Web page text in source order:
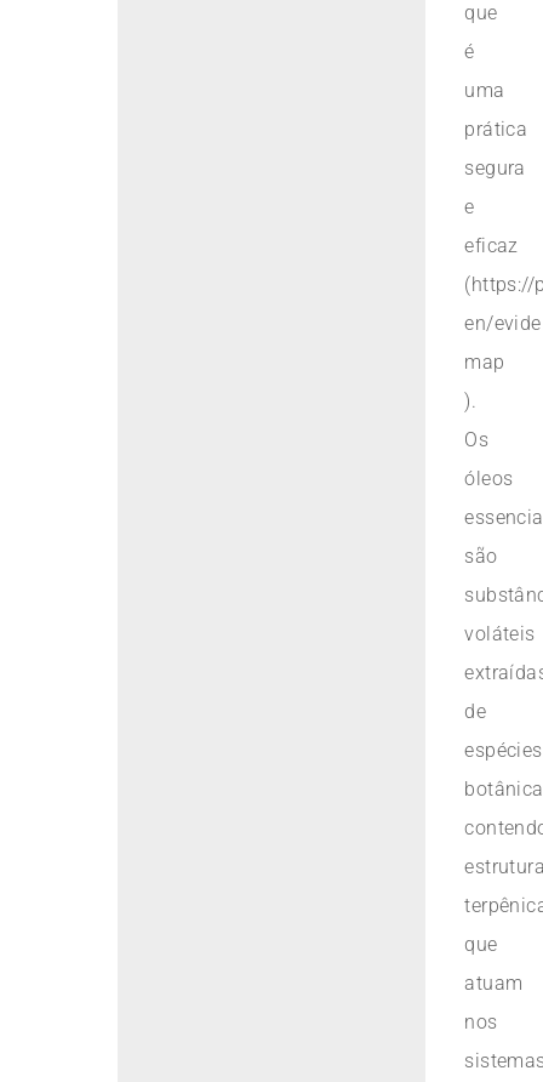
que
é
uma
prática
segura
e
eficaz
(https://
en/
map
).
Os
óleos
são
voláteis
de
espécies
que
atuam
nos